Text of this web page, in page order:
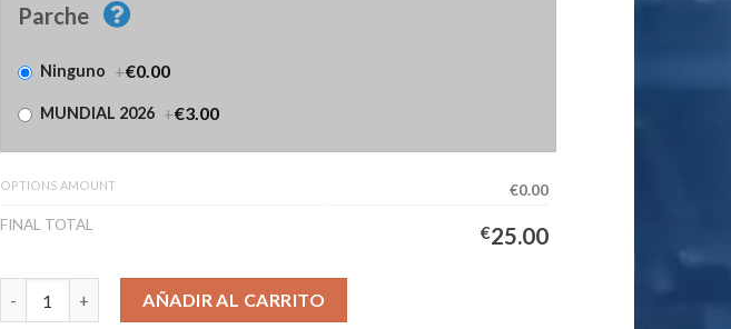
Parche
Ninguno +€0.00
MUNDIAL 2026 +€3.00
OPTIONS AMOUNT
€0.00
FINAL TOTAL
€25.00
Camiseta Austria Primera Equipación Niños 2026/2027 cantidad
AÑADIR AL CARRITO